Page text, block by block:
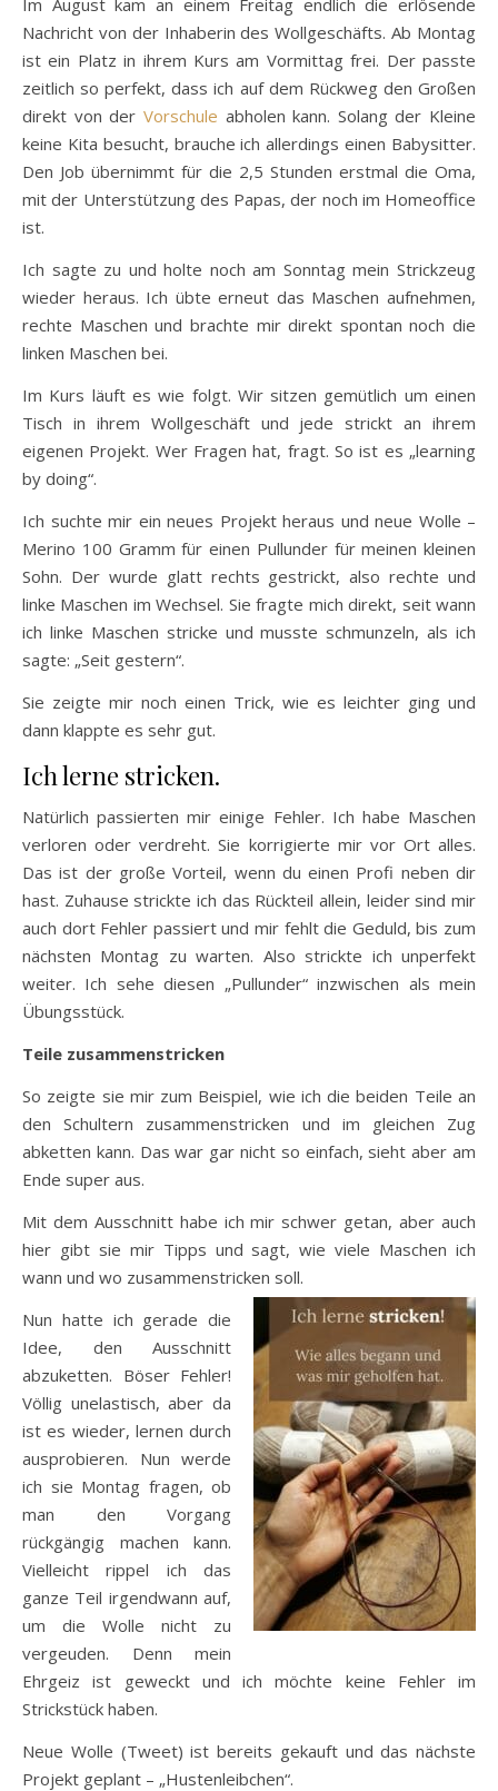
Nachricht von der Inhaberin des Wollgeschäfts. Ab Montag
ist ein Platz in ihrem Kurs am Vormittag frei. Der passte
zeitlich so perfekt, dass ich auf dem Rückweg den Großen
direkt von der Vorschule abholen kann. Solang der Kleine
keine Kita besucht, brauche ich allerdings einen Babysitter.
Den Job übernimmt für die 2,5 Stunden erstmal die Oma,
mit der Unterstützung des Papas, der noch im Homeoffice
ist.
Ich sagte zu und holte noch am Sonntag mein Strickzeug
wieder heraus. Ich übte erneut das Maschen aufnehmen,
rechte Maschen und brachte mir direkt spontan noch die
linken Maschen bei.
Im Kurs läuft es wie folgt. Wir sitzen gemütlich um einen
Tisch in ihrem Wollgeschäft und jede strickt an ihrem
eigenen Projekt. Wer Fragen hat, fragt. So ist es „learning
by doing“.
Ich suchte mir ein neues Projekt heraus und neue Wolle –
Merino 100 Gramm für einen Pullunder für meinen kleinen
Sohn. Der wurde glatt rechts gestrickt, also rechte und
linke Maschen im Wechsel. Sie fragte mich direkt, seit wann
ich linke Maschen stricke und musste schmunzeln, als ich
sagte: „Seit gestern“.
Sie zeigte mir noch einen Trick, wie es leichter ging und
dann klappte es sehr gut.
Ich lerne stricken.
Natürlich passierten mir einige Fehler. Ich habe Maschen
verloren oder verdreht. Sie korrigierte mir vor Ort alles.
Das ist der große Vorteil, wenn du einen Profi neben dir
hast. Zuhause strickte ich das Rückteil allein, leider sind mir
auch dort Fehler passiert und mir fehlt die Geduld, bis zum
nächsten Montag zu warten. Also strickte ich unperfekt
weiter. Ich sehe diesen „Pullunder“ inzwischen als mein
Übungsstück.
Teile zusammenstricken
So zeigte sie mir zum Beispiel, wie ich die beiden Teile an
den Schultern zusammenstricken und im gleichen Zug
abketten kann. Das war gar nicht so einfach, sieht aber am
Ende super aus.
Mit dem Ausschnitt habe ich mir schwer getan, aber auch
hier gibt sie mir Tipps und sagt, wie viele Maschen ich
wann und wo zusammenstricken soll.
Nun hatte ich gerade die
Idee, den Ausschnitt
abzuketten. Böser Fehler!
Völlig unelastisch, aber da
ist es wieder, lernen durch
ausprobieren. Nun werde
ich sie Montag fragen, ob
man den Vorgang
rückgängig machen kann.
Vielleicht rippel ich das
ganze Teil irgendwann auf,
um die Wolle nicht zu
vergeuden. Denn mein
Ehrgeiz ist geweckt und ich möchte keine Fehler im
Strickstück haben.
Neue Wolle (Tweet) ist bereits gekauft und das nächste
Projekt geplant – „Hustenleibchen“.